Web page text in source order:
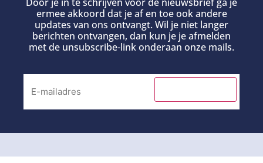
ermee akkoord dat je af en toe ook andere
updates van ons ontvangt. Wil je niet langer
berichten ontvangen, dan kun je je afmelden
met de unsubscribe-link onderaan onze mails.